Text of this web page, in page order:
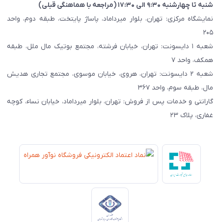
شنبه تا چهارشنبه ۹:۳۰ الی ۱۷:۳۰ (مراجعه با هماهنگی قبلی)
نمایشگاه مرکزی: تهران، بلوار میرداماد، پاساژ پایتخت، طبقه دوم، واحد
۲۰۵
شعبه ۱ دایسونت: تهران، خیابان فرشته، مجتمع بوتیک مال ملل، طبقه
همکف، واحد ۷
شعبه ۲ دایسونت: تهران، هروی، خیابان موسوی، مجتمع تجاری هدیش
مال، طبقه سوم، واحد ۳۶۷
گارانتی و خدمات پس از فروش: تهران، بلوار میرداماد، خیابان نساء، کوچه
غفاری، پلاک ۲۳